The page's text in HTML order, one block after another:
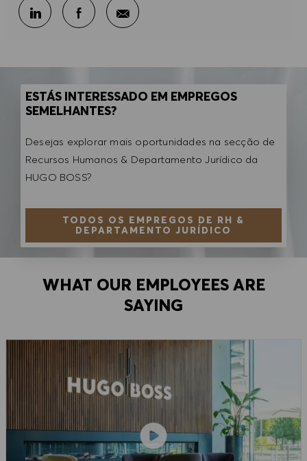
Partilhar através do LinkedIn
Partilhar através do Facebook
Partilhar por e-mail
ESTÁS INTERESSADO EM EMPREGOS
SEMELHANTES?
Desejas explorar mais oportunidades na secção de
Recursos Humanos & Departamento Jurídico da
HUGO BOSS?
TODOS OS EMPREGOS DE RH &
DEPARTAMENTO JURÍDICO
WHAT OUR EMPLOYEES ARE
SAYING